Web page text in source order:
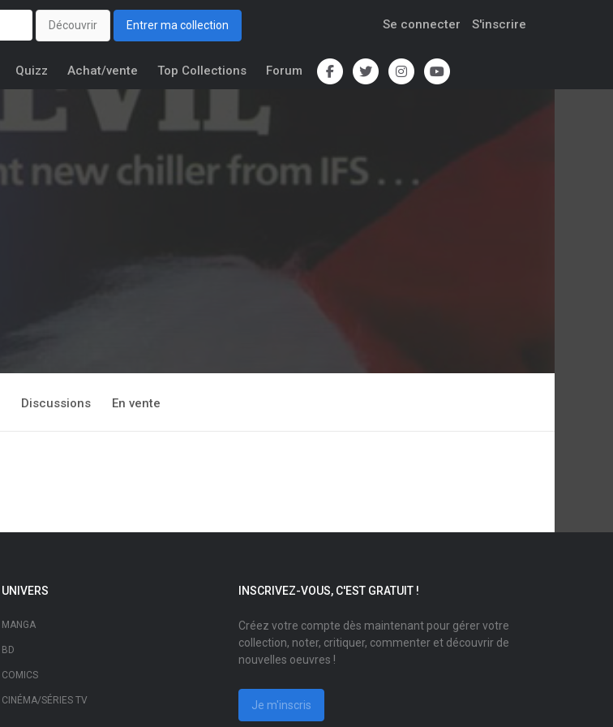
Découvrir Entrer ma collection Se connecter S'inscrire
Quizz Achat/vente Top Collections Forum
Discussions En vente
UNIVERS
MANGA
BD
COMICS
CINÉMA/SÉRIES TV
INSCRIVEZ-VOUS, C'EST GRATUIT !
Créez votre compte dès maintenant pour gérer votre
collection, noter, critiquer, commenter et découvrir de
nouvelles oeuvres !
Je m'inscris